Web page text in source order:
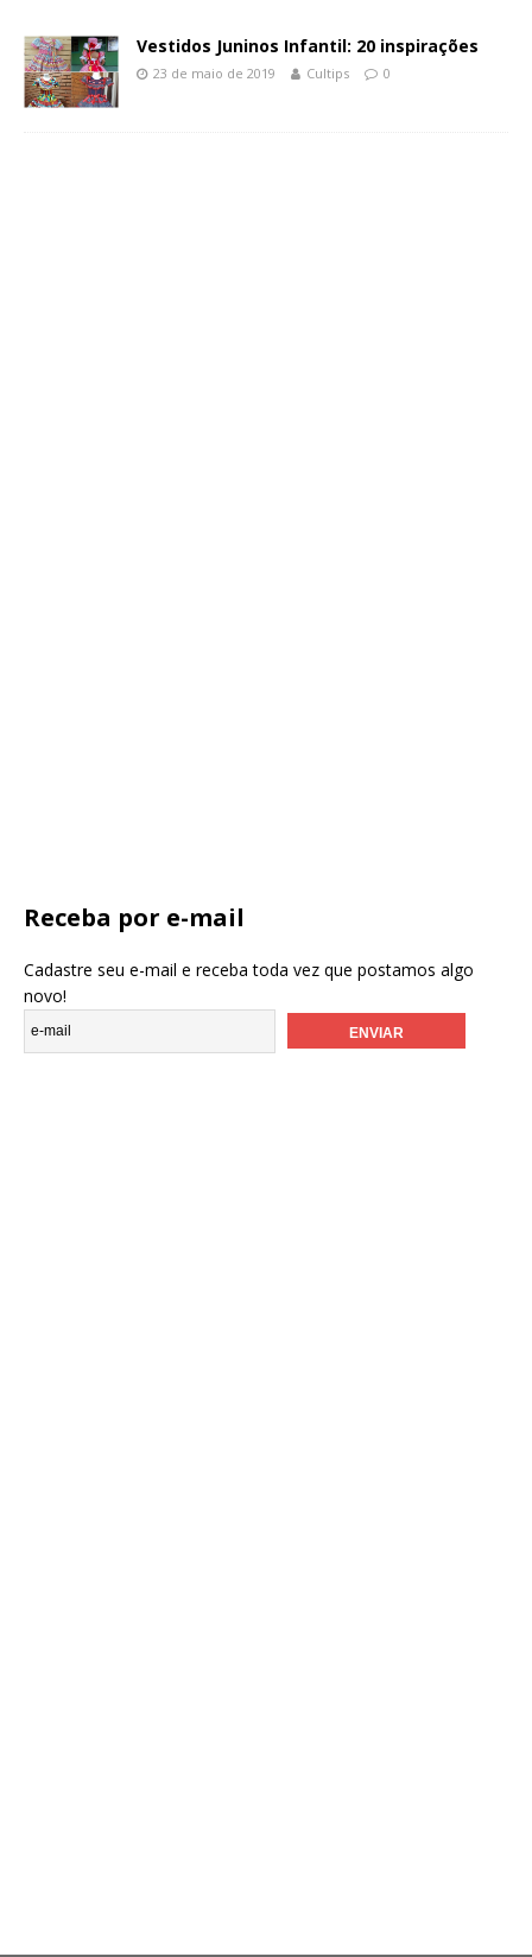
Vestidos Juninos Infantil: 20 inspirações
23 de maio de 2019 Cultips 0
Receba por e-mail
Cadastre seu e-mail e receba toda vez que postamos algo
novo!